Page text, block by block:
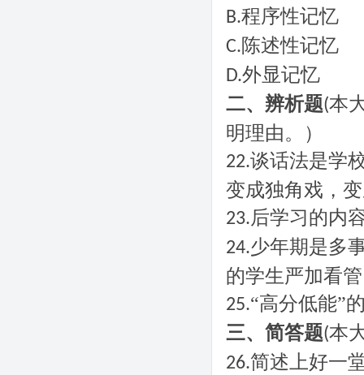
B.程序性记忆
C.陈述性记忆
D.外显记忆
二、辨析题(本
明理由。）
22.谈话法是学
变成独角戏，
23.后学习的内
24.少年期是多
的学生严加看
25.“高分低能”
三、简答题(本
26.简述上好一